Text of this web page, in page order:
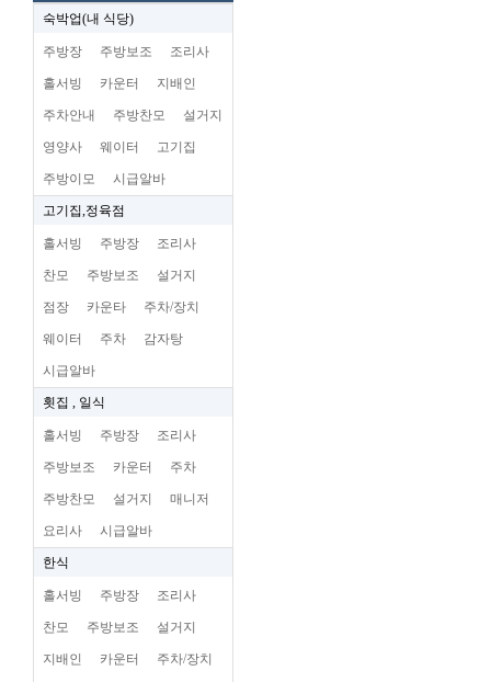
숙박업(내 식당)
주방장 주방보조 조리사
홀서빙 카운터 지배인
주차안내 주방찬모 설거지
영양사 웨이터 고기집
주방이모 시급알바
고기집,정육점
홀서빙 주방장 조리사
찬모 주방보조 설거지
점장 카운타 주차/장치
웨이터 주차 감자탕
시급알바
횟집 , 일식
홀서빙 주방장 조리사
주방보조 카운터 주차
주방찬모 설거지 매니저
요리사 시급알바
한식
홀서빙 주방장 조리사
찬모 주방보조 설거지
지배인 카운터 주차/장치